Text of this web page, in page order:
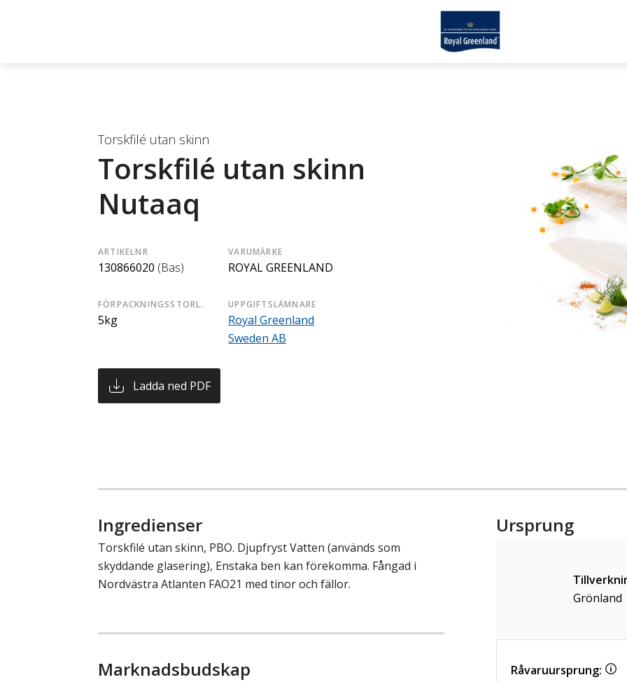
Torskfilé utan skinn
Torskfilé utan skinn
Nutaaq
ARTIKELNR
130866020 (Bas)
VARUMÄRKE
ROYAL GREENLAND
FÖRPACKNINGSSTORL.
5kg
UPPGIFTSLÄMNARE
Royal Greenland
Sweden AB
Ladda ned PDF
Ingredienser
Torskfilé utan skinn, PBO. Djupfryst Vatten (används som
skyddande glasering), Enstaka ben kan förekomma. Fångad i
Nordvästra Atlanten FAO21 med tinor och fällor.
Marknadsbudskap
Ursprung
Grönland
Råvaruursprung: